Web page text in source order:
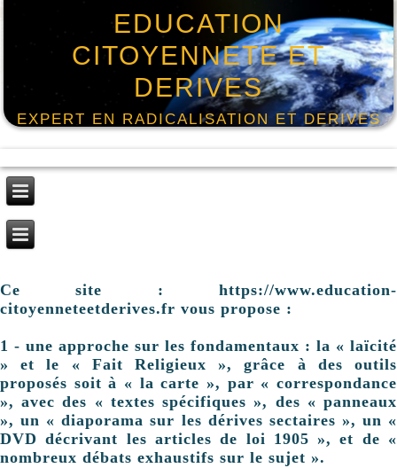
EDUCATION
CITOYENNETE ET
DERIVES
EXPERT EN RADICALISATION ET DERIVES
Ce site : https://www.education-
citoyenneteetderives.fr vous propose :
1 - une approche sur les fondamentaux : la « laïcité
» et le « Fait Religieux », grâce à des outils
proposés soit à « la carte », par « correspondance
», avec des « textes spécifiques », des « panneaux
», un « diaporama sur les dérives sectaires », un «
DVD décrivant les articles de loi 1905 », et de «
nombreux débats exhaustifs sur le sujet ».